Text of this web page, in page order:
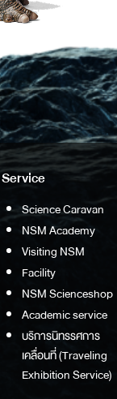
Service
Science Caravan
NSM Academy
Visiting NSM
Facility
NSM Scienceshop
Academic service
บริการนิทรรศการ
เคลื่อนที่ (Traveling
Exhibition Service)